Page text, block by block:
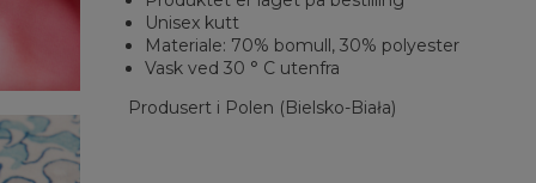
Unisex kutt
Materiale: 70% bomull, 30% polyester
Vask ved 30 ° C utenfra
Produsert i Polen (Bielsko-Biała)